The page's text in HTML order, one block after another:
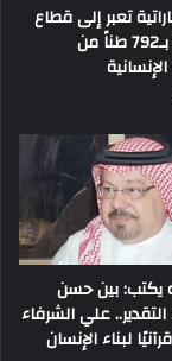
تعبر إلى قطاع
غزة محملة بـ792 طناً من
يكتب: بين حسن
علي الشرفاء
لبناء الإنسان